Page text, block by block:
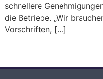
schnellere
die Betriebe. „Wir
Vorschriften, […]